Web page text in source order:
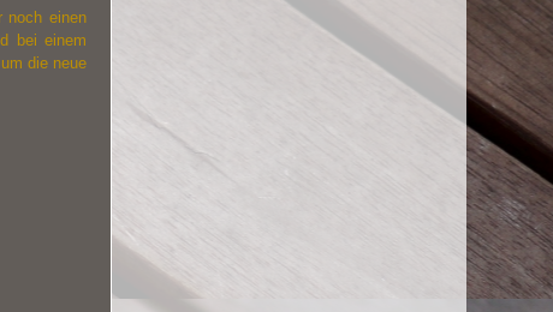
noch einen
bei einem
die neue